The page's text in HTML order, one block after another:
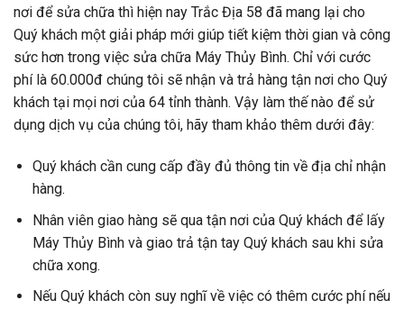
nơi để sửa chữa thì hiện nay Trắc Địa 58 đã mang lại cho
Quý khách một giải pháp mới giúp tiết kiệm thời gian và công
sức hơn trong việc sửa chữa Máy Thủy Bình. Chỉ với cước
phí là 60.000đ chúng tôi sẽ nhận và trả hàng tận nơi cho Quý
khách tại mọi nơi của 64 tỉnh thành. Vậy làm thế nào để sử
dụng dịch vụ của chúng tôi, hãy tham khảo thêm dưới đây:
Quý khách cần cung cấp đầy đủ thông tin về địa chỉ nhận
hàng.
Nhân viên giao hàng sẽ qua tận nơi của Quý khách để lấy
Máy Thủy Bình và giao trả tận tay Quý khách sau khi sửa
chữa xong.
Nếu Quý khách còn suy nghĩ về việc có thêm cước phí nếu